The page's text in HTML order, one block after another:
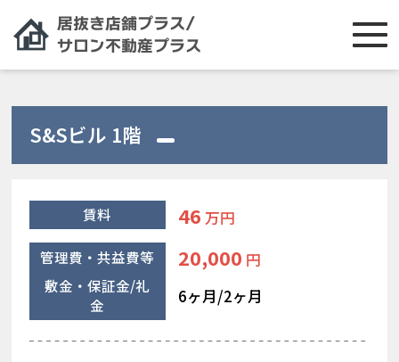
S&Sビル 1階
賃料 46 万円
管理費・共益費等 20,000 円
敷金・保証金/礼
金
6ヶ月/2ヶ月